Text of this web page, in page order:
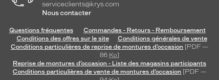
serviceclients@krys.com
Nous contacter
Questions fréquentes
Commandes - Retours - Remboursement
Conditions des offres sur le site
Conditions générales de vente
Conditions particulières de reprise de montures d’occasion [PDF —
86 Ko]
Reprise de montures d’occasion - Liste des magasins participants
Conditions particulières de vente de montures d’occasion [PDF —